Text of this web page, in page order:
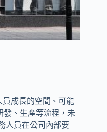
成長的空間、可能
發、生產等流程，未
人員在公司內部要